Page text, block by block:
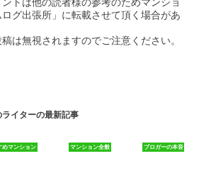
グ出張所」に転載させて頂く場合があ
は無視されますのでご注意ください。
ライターの最新記事
めマンション マンション全般 ブロガーの本音